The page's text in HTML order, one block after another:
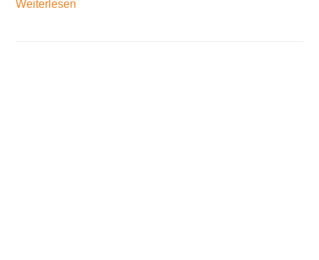
Weiterlesen